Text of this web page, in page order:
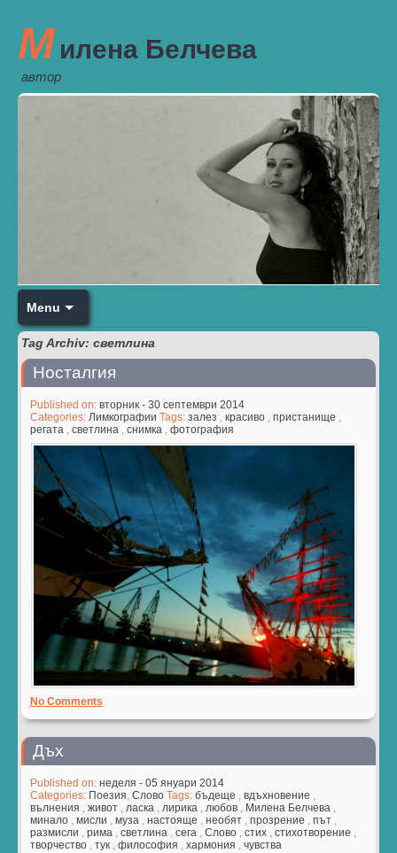
М илена Белчева
автор
Menu
Tag Archiv: светлина
Носталгия
Published on:вторник - 30 септември 2014
Categories: Лимкографии Tags:залез ,красиво ,пристанище
регата ,светлина ,снимка ,фотография
No Comments
Дъх
Published on:неделя - 05 януари 2014
Categories: Поезия,Слово Tags:бъдеще ,вдъхновение ,
вълнения ,живот ,ласка ,лирика ,любов , Милена Белчева ,
минало ,мисли ,муза ,настояще ,необят ,прозрение ,път ,
размисли ,рима ,светлина ,сега ,Слово ,стих ,стихотворение ,
творчество ,тук ,философия ,хармония ,чувства